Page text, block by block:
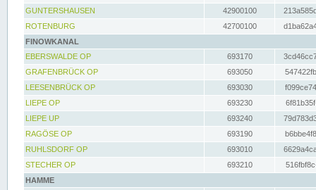
GUNTERSHAUSEN
42900100
ROTENBURG
42700100
FINOWKANAL
EBERSWALDE OP
693170
GRAFENBRÜCK OP
693050
LEESENBRÜCK OP
693030
LIEPE OP
693230
LIEPE UP
693240
RAGÖSE OP
693190
RUHLSDORF OP
693010
STECHER OP
693210
HAMME